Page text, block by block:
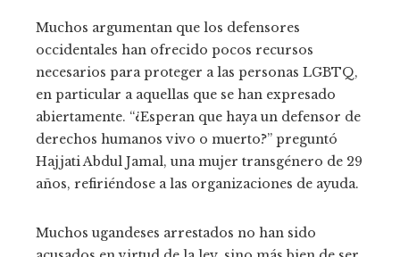
Muchos argumentan que los defensores
occidentales han ofrecido pocos recursos
necesarios para proteger a las personas LGBTQ,
en particular a aquellas que se han expresado
abiertamente. “¿Esperan que haya un defensor de
derechos humanos vivo o muerto?” preguntó
Hajjati Abdul Jamal, una mujer transgénero de 29
años, refiriéndose a las organizaciones de ayuda.
Muchos ugandeses arrestados no han sido